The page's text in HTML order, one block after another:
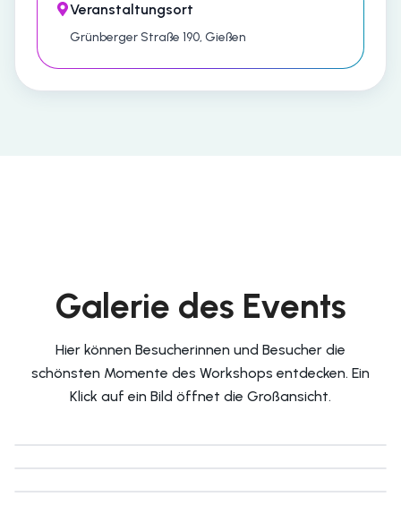
Veranstaltungsort
Grünberger Straße 190, Gießen
Galerie des Events
Hier können Besucherinnen und Besucher die
schönsten Momente des Workshops entdecken. Ein
Klick auf ein Bild öffnet die Großansicht.
STARTER DANCE
Moment2
STARTER DANCE
Moment3
STARTER DANCE
Moment4